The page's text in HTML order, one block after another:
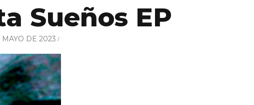
Sueños EP
MAYO DE 2023